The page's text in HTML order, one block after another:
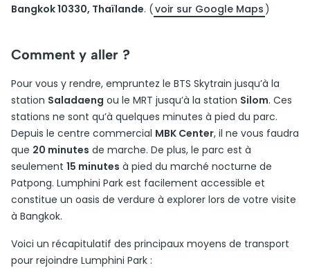
Bangkok 10330, Thaïlande. (voir sur Google Maps )
Comment y aller ?
Pour vous y rendre, empruntez le BTS Skytrain jusqu’à la
station Saladaeng ou le MRT jusqu’à la station Silom. Ces
stations ne sont qu’à quelques minutes à pied du parc.
Depuis le centre commercial MBK Center, il ne vous faudra
que 20 minutes de marche. De plus, le parc est à
seulement 15 minutes à pied du marché nocturne de
Patpong. Lumphini Park est facilement accessible et
constitue un oasis de verdure à explorer lors de votre visite
à Bangkok.
Voici un récapitulatif des principaux moyens de transport
pour rejoindre Lumphini Park :